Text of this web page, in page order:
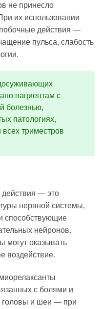
не принесло
их использовании
действия —
пульса, слабость
пациентам с
болезнью,
патологиях,
триместров
действия — это
нервной системы,
способствующие
нейронов.
могут оказывать
воздействие.
с болями и
головы и шеи — при